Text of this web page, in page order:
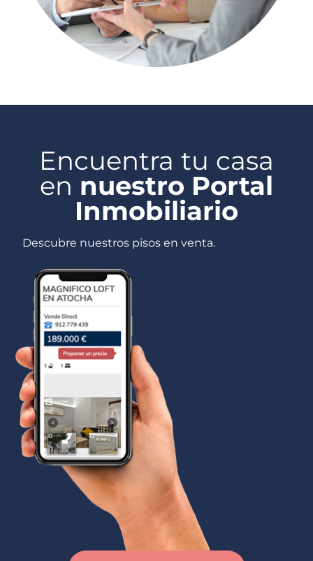
Encuentra tu casa
en nuestro Portal
Inmobiliario
Descubre nuestros pisos en venta.